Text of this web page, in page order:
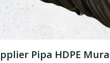
Pipa HDPE